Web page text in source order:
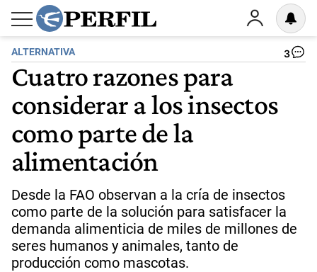
ALTERNATIVA 3
Cuatro razones para
considerar a los insectos
como parte de la
alimentación
Desde la FAO observan a la cría de insectos
como parte de la solución para satisfacer la
demanda alimenticia de miles de millones de
seres humanos y animales, tanto de
producción como mascotas.